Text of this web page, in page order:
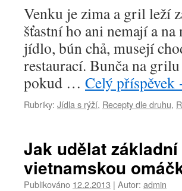
Venku je zima a gril leží
šťastní ho ani nemají a
jídlo, bún chả, musejí
restaurací. Bunča na
pokud … Celý příspěvek
Rubriky: Jídla s rýží, Recepty dle druhu,
Jak udělat
vietnamskou
Publikováno 12.2.2013 | Autor: admin